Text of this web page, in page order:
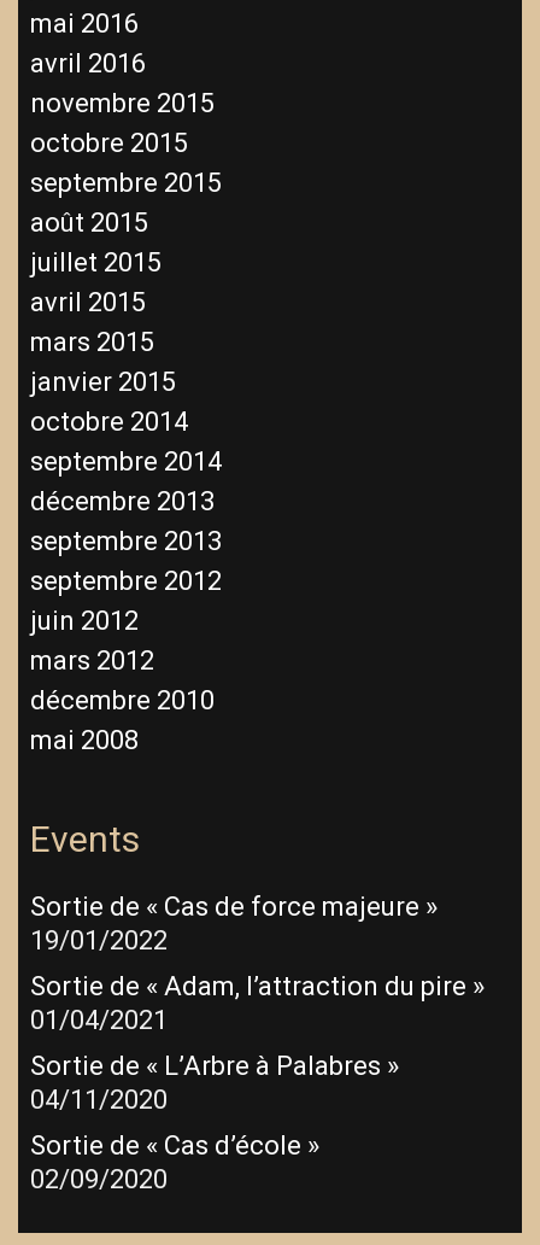
mai 2016
avril 2016
novembre 2015
octobre 2015
septembre 2015
août 2015
juillet 2015
avril 2015
mars 2015
janvier 2015
octobre 2014
septembre 2014
décembre 2013
septembre 2013
septembre 2012
juin 2012
mars 2012
décembre 2010
mai 2008
Events
Sortie de « Cas de force majeure »
19/01/2022
Sortie de « Adam, l’attraction du pire »
01/04/2021
Sortie de « L’Arbre à Palabres »
04/11/2020
Sortie de « Cas d’école »
02/09/2020